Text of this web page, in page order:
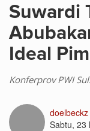
Suwardi
Ideal
Konferprov PWI
doelbeckz
Sabtu, 23